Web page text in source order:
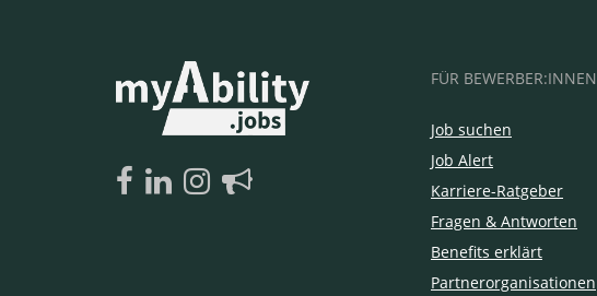
FÜR BEWERBER:INNEN
Job suchen
Job Alert
Karriere-Ratgeber
Fragen & Antworten
Benefits erklärt
Partnerorganisationen